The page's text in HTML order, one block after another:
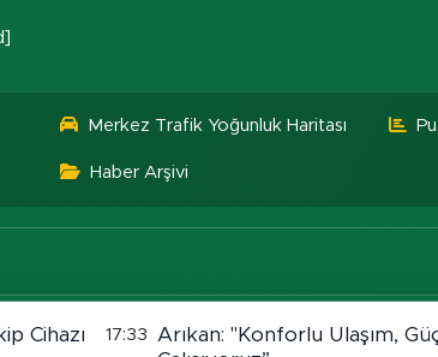
Merkez Trafik Yoğunluk Haritası
Haber Arşivi
Cihazı
17:33
Arıkan: "Konforlu Ulaşım,